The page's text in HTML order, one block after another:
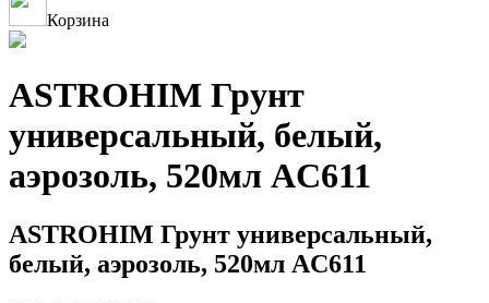
Корзина
ASTROHIM Грунт
универсальный, белый,
аэрозоль, 520мл AC611
ASTROHIM Грунт универсальный,
белый, аэрозоль, 520мл AC611